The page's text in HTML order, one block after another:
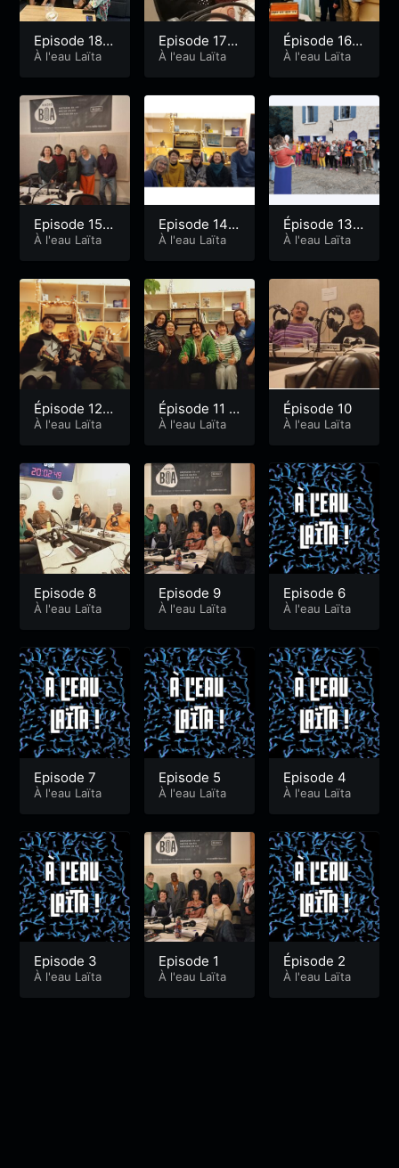
Episode 18 :
Juin 2026
À l'eau Laïta
Episode 17 :
Mai 2026
À l'eau Laïta
Épisode 16 :
Avril 2026
À l'eau Laïta
Episode 15 :
mars 2026
À l'eau Laïta
Episode 14 :
Février 2026
À l'eau Laïta
Épisode 13 :
Janvier 202
À l'eau Laïta
Épisode 12 –
Décembre 2
À l'eau Laïta
Épisode 11 –
Novembre 2
À l'eau Laïta
Épisode 10
À l'eau Laïta
Episode 8
À l'eau Laïta
Episode 9
À l'eau Laïta
Episode 6
À l'eau Laïta
Episode 7
À l'eau Laïta
Episode 5
À l'eau Laïta
Episode 4
À l'eau Laïta
Episode 3
À l'eau Laïta
Episode 1
À l'eau Laïta
Épisode 2
À l'eau Laïta